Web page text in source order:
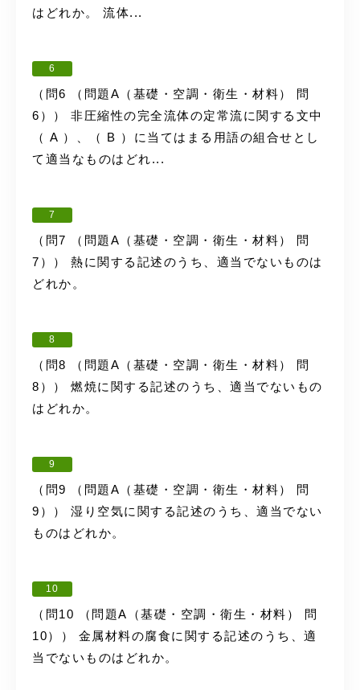
はどれか。 流体...
6
（問6 （問題A（基礎・空調・衛生・材料） 問
6）） 非圧縮性の完全流体の定常流に関する文中
（ A ）、（ B ）に当てはまる用語の組合せとし
て適当なものはどれ...
7
（問7 （問題A（基礎・空調・衛生・材料） 問
7）） 熱に関する記述のうち、適当でないものは
どれか。
8
（問8 （問題A（基礎・空調・衛生・材料） 問
8）） 燃焼に関する記述のうち、適当でないもの
はどれか。
9
（問9 （問題A（基礎・空調・衛生・材料） 問
9）） 湿り空気に関する記述のうち、適当でない
ものはどれか。
10
（問10 （問題A（基礎・空調・衛生・材料） 問
10）） 金属材料の腐食に関する記述のうち、適
当でないものはどれか。